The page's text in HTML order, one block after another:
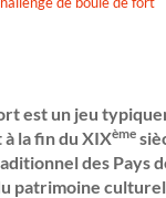
est un jeu
la fin du XIXème
des Pays
patrimoine